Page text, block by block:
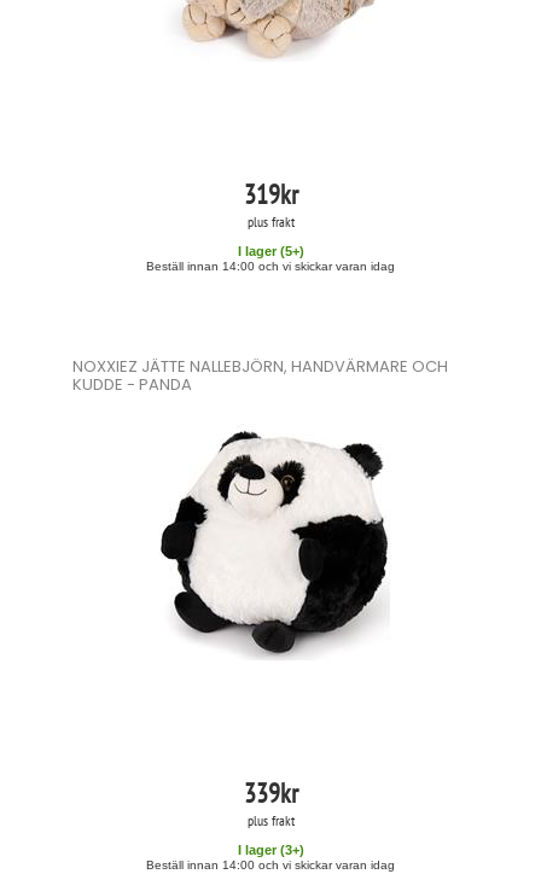
319kr
plus frakt
I lager (5+)
Beställ innan 14:00 och vi skickar varan idag
NOXXIEZ JÄTTE NALLEBJÖRN, HANDVÄRMARE OCH
KUDDE - PANDA
339kr
plus frakt
I lager (3+)
Beställ innan 14:00 och vi skickar varan idag